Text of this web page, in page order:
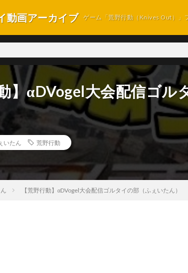
動画アーカイブ ゲーム「荒野行動（Knives Out）」
】αDVogel大会配信ゴル
いたん 荒野行動
【荒野行動】αDVogel大会配信ゴルタイの部（ふぇいたん）